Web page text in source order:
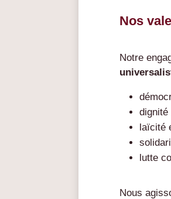
Nos
Notre
dignité
laïcité
lutte
Nous